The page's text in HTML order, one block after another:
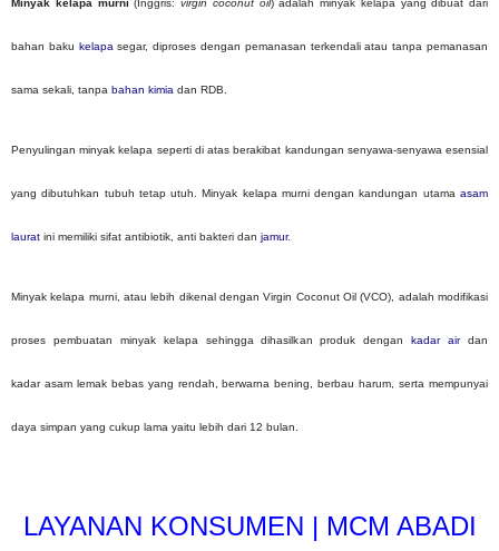
Minyak kelapa murni (Inggris: virgin coconut oil) adalah minyak kelapa yang dibuat dari
bahan baku kelapa segar, diproses dengan pemanasan terkendali atau tanpa pemanasan
sama sekali, tanpa bahan kimia dan RDB.
Penyulingan minyak kelapa seperti di atas berakibat kandungan senyawa-senyawa esensial
yang dibutuhkan tubuh tetap utuh. Minyak kelapa murni dengan kandungan utama asam
laurat ini memiliki sifat antibiotik, anti bakteri dan jamur.
Minyak kelapa murni, atau lebih dikenal dengan Virgin Coconut Oil (VCO), adalah modifikasi
proses pembuatan minyak kelapa sehingga dihasilkan produk dengankadar airdan
kadar asam lemak bebas yang rendah, berwarna bening, berbau harum, serta mempunyai
daya simpan yang cukup lama yaitu lebih dari 12 bulan.
LAYANAN KONSUMEN | MCM ABADI